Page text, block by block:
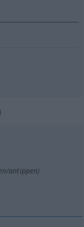
antippen)